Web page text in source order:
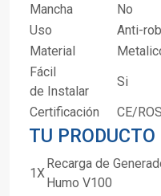
Mancha
No
Uso
Anti-
Material
Fácil
de Instalar
Si
Certificación
CE/
TU
1X
Recarga de
Humo V100